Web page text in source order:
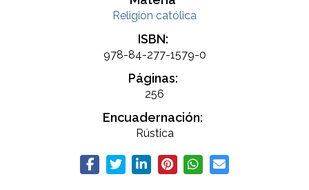
Religión católica
ISBN:
978-84-277-1579-0
Páginas:
256
Encuadernación:
Rústica